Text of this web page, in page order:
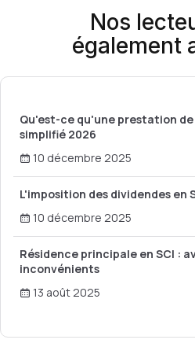
Nos
également
Qu'est-ce qu'une prestation de
simplifié 2026
10 décembre 2025
L'imposition des dividendes en
10 décembre 2025
Résidence principale en SCI :
inconvénients
13 août 2025